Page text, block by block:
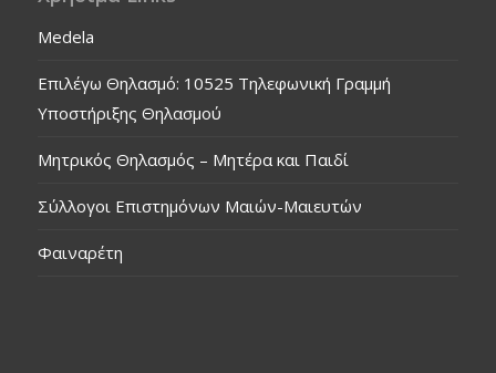
Medela
Επιλέγω Θηλασμό: 10525 Τηλεφωνική Γραμμή
Υποστήριξης Θηλασμού
Μητρικός Θηλασμός – Μητέρα και Παιδί
Σύλλογοι Επιστημόνων Μαιών-Μαιευτών
Φαιναρέτη